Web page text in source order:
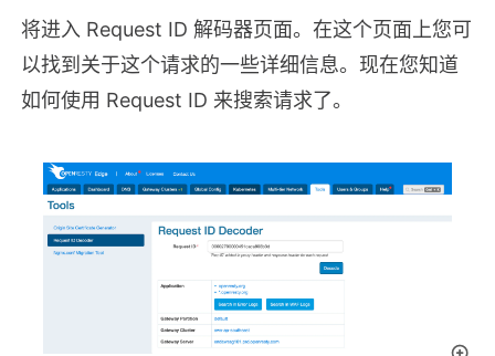
将进入 Request ID 解码器页面。在这个页面上您可
以找到关于这个请求的一些详细信息。现在您知道
如何使用 Request ID 来搜索请求了。